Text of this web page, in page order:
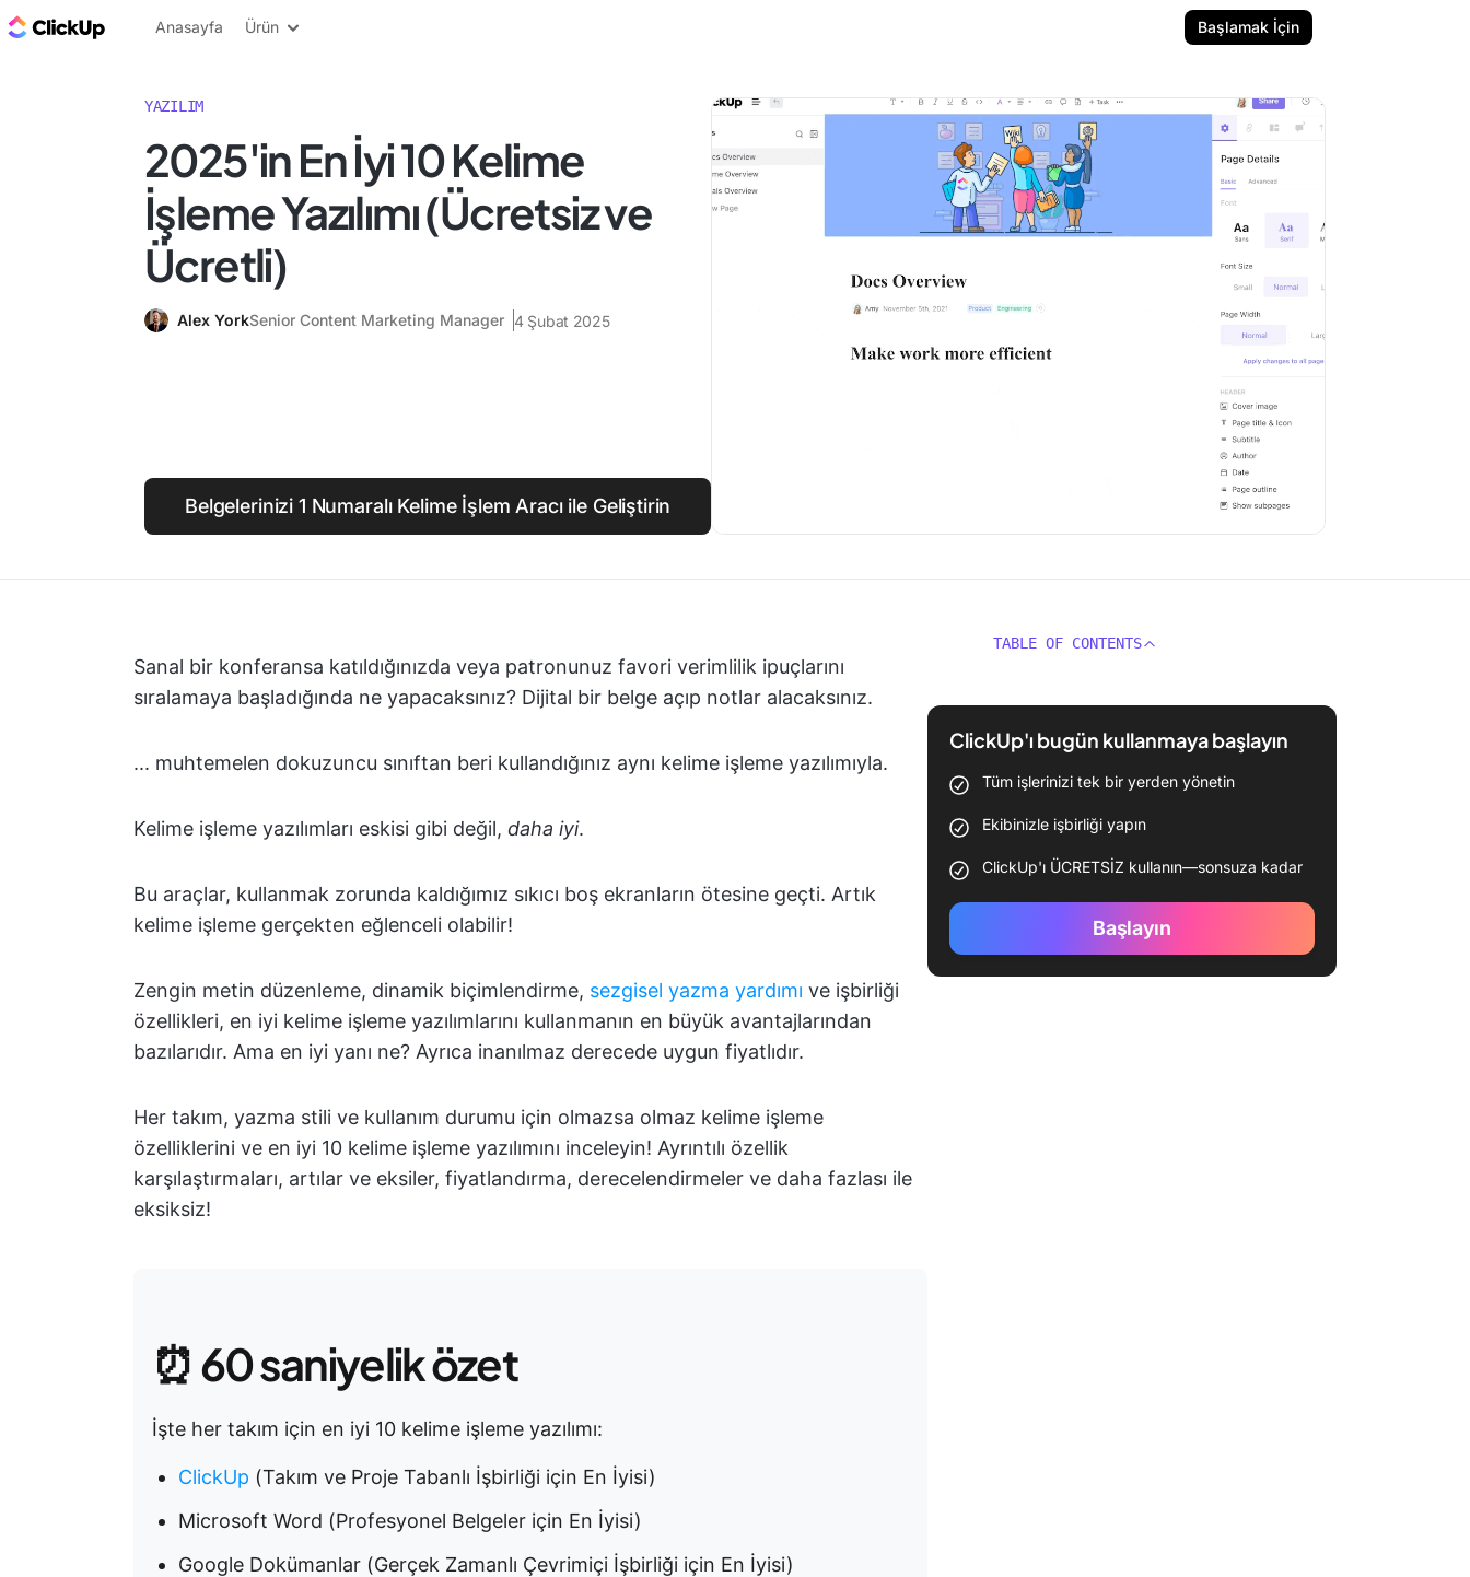
ClickUp Blog
Anasayfa Ürün Başlamak İçin
YAZILIM
2025'in En İyi 10 Kelime
İşleme Yazılımı (Ücretsiz ve
Ücretli)
Alex YorkSenior Content Marketing Manager 4 Şubat 2025
Belgelerinizi 1 Numaralı Kelime İşlem Aracı ile Geliştirin
Sanal bir konferansa katıldığınızda veya patronunuz favori verimlilik ipuçlarını
sıralamaya başladığında ne yapacaksınız? Dijital bir belge açıp notlar alacaksınız.
... muhtemelen dokuzuncu sınıftan beri kullandığınız aynı kelime işleme yazılımıyla.
Kelime işleme yazılımları eskisi gibi değil, daha iyi.
Bu araçlar, kullanmak zorunda kaldığımız sıkıcı boş ekranların ötesine geçti. Artık
kelime işleme gerçekten eğlenceli olabilir!
Zengin metin düzenleme, dinamik biçimlendirme, sezgisel yazma yardımı ve işbirliği
özellikleri, en iyi kelime işleme yazılımlarını kullanmanın en büyük avantajlarından
bazılarıdır. Ama en iyi yanı ne? Ayrıca inanılmaz derecede uygun fiyatlıdır.
Her takım, yazma stili ve kullanım durumu için olmazsa olmaz kelime işleme
özelliklerini ve en iyi 10 kelime işleme yazılımını inceleyin! Ayrıntılı özellik
karşılaştırmaları, artılar ve eksiler, fiyatlandırma, derecelendirmeler ve daha fazlası ile
eksiksiz!
⏰ 60 saniyelik özet
İşte her takım için en iyi 10 kelime işleme yazılımı:
ClickUp (Takım ve Proje Tabanlı İşbirliği için En İyisi)
Microsoft Word (Profesyonel Belgeler için En İyisi)
Google Dokümanlar (Gerçek Zamanlı Çevrimiçi İşbirliği için En İyisi)
TABLE OF CONTENTS
ClickUp'ı bugün kullanmaya başlayın
Tüm işlerinizi tek bir yerden yönetin
Ekibinizle işbirliği yapın
ClickUp'ı ÜCRETSİZ kullanın—sonsuza kadar
Başlayın